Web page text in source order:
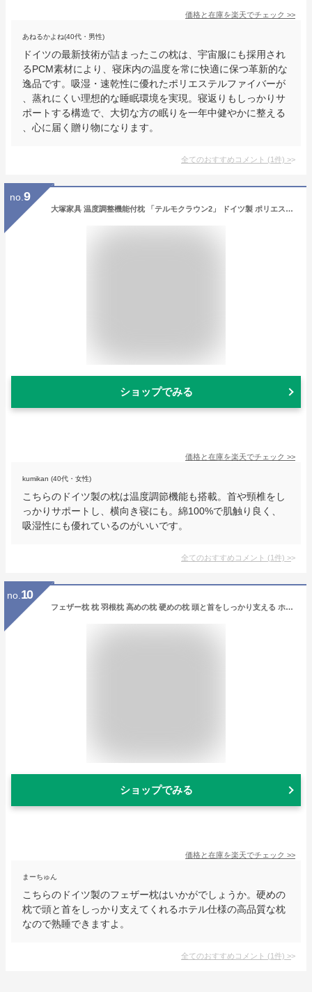
価格と在庫を楽天でチェック >>
あねるかよね(40代・男性)
ドイツの最新技術が詰まったこの枕は、宇宙服にも採用され
るPCM素材により、寝床内の温度を常に快適に保つ革新的な
逸品です。吸湿・速乾性に優れたポリエステルファイバーが
、蒸れにくい理想的な睡眠環境を実現。寝返りもしっかりサ
ポートする構造で、大切な方の眠りを一年中健やかに整える
、心に届く贈り物になります。
全てのおすすめコメント (1件) >
no. 9
大塚家具 温度調整機能付枕 「テルモクラウン2」 ドイツ製 ポリエステルファイバー PCMマイクロカプセル
ショップでみる
価格と在庫を楽天でチェック >>
kumikan (40代・女性)
こちらのドイツ製の枕は温度調節機能も搭載。首や頸椎をし
っかりサポートし、横向き寝にも。綿100%で肌触り良く、
吸湿性にも優れているのがいいです。
全てのおすすめコメント (1件) >
no. 10
フェザー枕 枕 羽根枕 高めの枕 硬めの枕 頭と首をしっかり支える ホテル仕様 50×70cm オーガニック 天然素材 フェザー100% 綿100% コットン ドイツ製 ヨーロッパ寝具 シェーンベルグ
ショップでみる
価格と在庫を楽天でチェック >>
まーちゅん
こちらのドイツ製のフェザー枕はいかがでしょうか。硬めの
枕で頭と首をしっかり支えてくれるホテル仕様の高品質な枕
なので熟睡できますよ。
全てのおすすめコメント (1件) >